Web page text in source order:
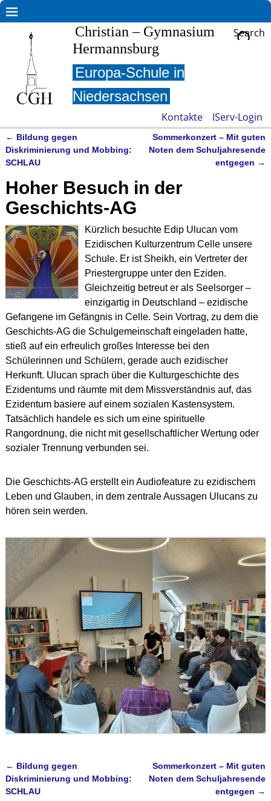
Christian – Gymnasium
Hermannsburg
Search
Europa-Schule in
Niedersachsen
Kontakte IServ-Login
Artikelnavigation
← Bildung gegen
Diskriminierung und Mobbing:
SCHLAU
Sommerkonzert – Mit guten
Noten dem Schuljahresende
entgegen →
Hoher Besuch in der
Geschichts-AG
Kürzlich besuchte Edip Ulucan vom
Ezidischen Kulturzentrum Celle unsere
Schule. Er ist Sheikh, ein Vertreter der
Priestergruppe unter den Eziden.
Gleichzeitig betreut er als Seelsorger –
einzigartig in Deutschland – ezidische
Gefangene im Gefängnis in Celle. Sein Vortrag, zu dem die
Geschichts-AG die Schulgemeinschaft eingeladen hatte,
stieß auf ein erfreulich großes Interesse bei den
Schülerinnen und Schülern, gerade auch ezidischer
Herkunft. Ulucan sprach über die Kulturgeschichte des
Ezidentums und räumte mit dem Missverständnis auf, das
Ezidentum basiere auf einem sozialen Kastensystem.
Tatsächlich handele es sich um eine spirituelle
Rangordnung, die nicht mit gesellschaftlicher Wertung oder
sozialer Trennung verbunden sei.
Die Geschichts-AG erstellt ein Audiofeature zu ezidischem
Leben und Glauben, in dem zentrale Aussagen Ulucans zu
hören sein werden.
Artikelnavigation
← Bildung gegen
Diskriminierung und Mobbing:
SCHLAU
Sommerkonzert – Mit guten
Noten dem Schuljahresende
entgegen →